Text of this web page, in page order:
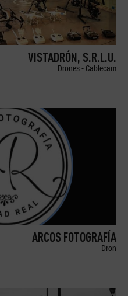
VISTADRÓN, S.R.L.U.
Drones - Cablecam
ARCOS FOTOGRAFÍA
Dron